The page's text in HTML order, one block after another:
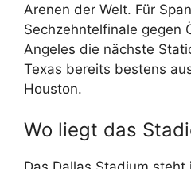
Arenen der Welt. Für
Sechzehntelfinale gegen
Angeles die nächste
Texas bereits bestens
Houston.
Wo liegt das